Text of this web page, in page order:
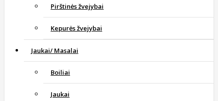
Pirštinės žvejybai
Kepurės žvejybai
Jaukai/ Masalai
Boiliai
Jaukai